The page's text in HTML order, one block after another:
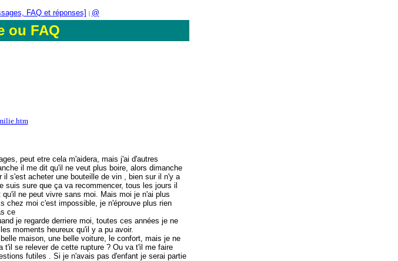
FAQ et réponses] | @
ou FAQ
peut etre cela m'aidera, mais j'ai d'autres
il me dit qu'il ne veut plus boire, alors dimanche
s'est acheter une bouteille de vin , bien sur il n'y a
sure que ça va recommencer, tous les jours il
ne peut vivre sans moi. Mais moi je n'ai plus
chez moi c'est impossible, je n'éprouve plus rien
ce
je regarde derriere moi, toutes ces années je ne
moments heureux qu'il y a pu avoir.
maison, une belle voiture, le confort, mais je ne
se relever de cette rupture ? Ou va t'il me faire
futiles . Si je n'avais pas d'enfant je serai partie